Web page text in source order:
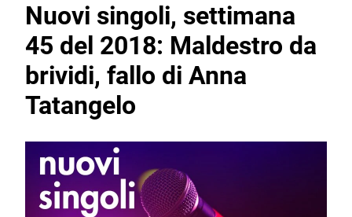
Nuovi singoli, settimana
45 del 2018: Maldestro da
brividi, fallo di Anna
Tatangelo